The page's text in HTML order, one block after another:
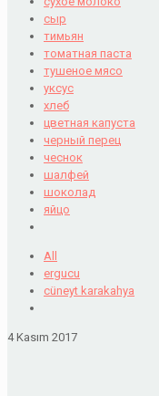
сыр
тимьян
томатная паста
тушеное мясо
уксус
хлеб
цветная капуста
черный перец
чеснок
шалфей
шоколад
яйцо
All
ergucu
cüneyt karakahya
4 Kasım 2017